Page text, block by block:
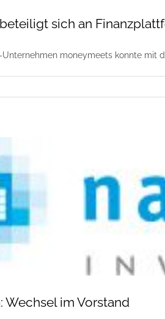
sich an
Unternehmen moneymeets konnte mit
Wechsel im Vorstand